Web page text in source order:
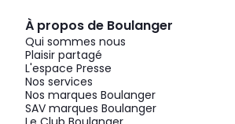
À propos de Boulanger
Qui sommes nous
Plaisir partagé
L'espace Presse
Nos services
Nos marques Boulanger
SAV marques Boulanger